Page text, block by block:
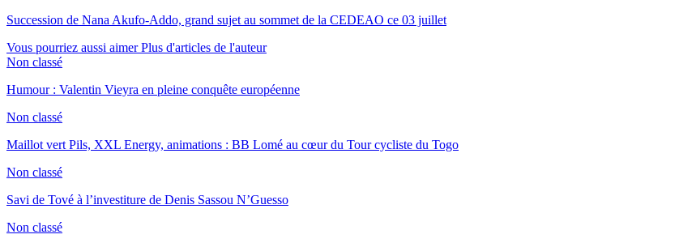
Succession de Nana Akufo-Addo, grand sujet au sommet de la CEDEAO ce 03 juillet
Vous pourriez aussi aimer Plus d'articles de l'auteur
Non classé
Humour : Valentin Vieyra en pleine conquête européenne
Non classé
Maillot vert Pils, XXL Energy, animations : BB Lomé au cœur du Tour cycliste du Togo
Non classé
Savi de Tové à l’investiture de Denis Sassou N’Guesso
Non classé